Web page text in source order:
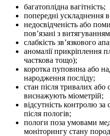
багатоплідна вагітність;
попередні ускладнення
недосвідченість або
пов’язані з
слабкість зв’язкового
аномалії прикріплення
часткова тощо);
коротка пуповина або
народження посліду;
стан після тривалих або
виснажують міометрій;
відсутність контролю
після пологів;
пологи поза умовами
моніторингу стану